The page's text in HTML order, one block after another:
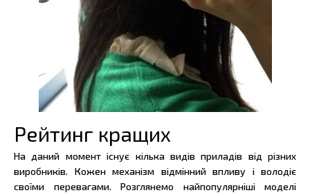
Рейтинг кращих
На даний момент існує кілька видів приладів від різних
виробників. Кожен механізм відмінний впливу і володіє
своїми перевагами. Розглянемо найпопулярніші моделі